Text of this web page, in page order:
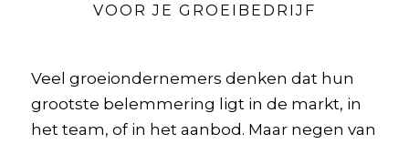
VOOR JE GROEIBEDRIJF
Veel groeiondernemers denken dat hun
grootste belemmering ligt in de markt, in
het team, of in het aanbod. Maar negen van